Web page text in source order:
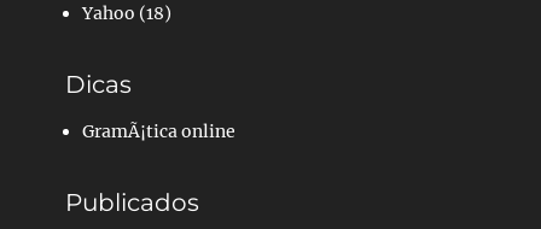
Yahoo (18)
Dicas
GramÃ¡tica online
Publicados